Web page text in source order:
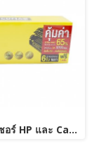
ตลับหมึกเลเซอร์ HP และ Canon รุ่น CE278A Canon 126/128/726/728/326/328 JUMBO